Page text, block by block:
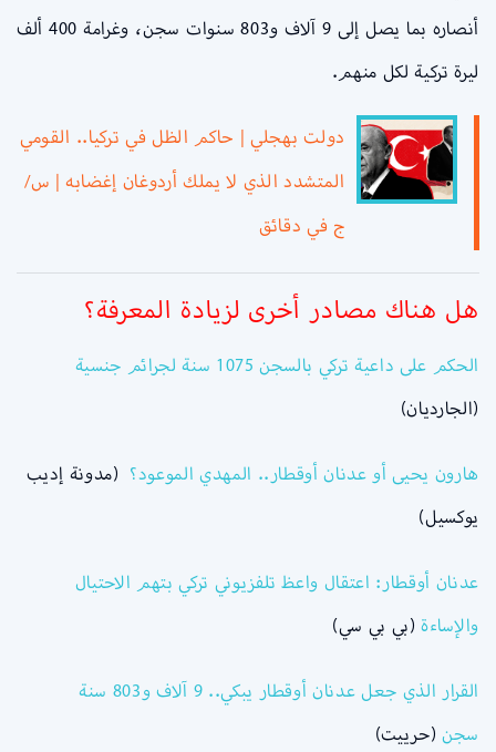
أنصاره بما يصل إلى 9 آلاف و803 سنوات سجن، وغرامة 400 ألف
ليرة تركية لكل منهم.
دولت بهجلي | حاكم الظل في تركيا.. القومي
المتشدد الذي لا يملك أردوغان إغضابه | س/
ج في دقائق
هل هناك مصادر أخرى لزيادة المعرفة؟
الحكم على داعية تركي بالسجن 1075 سنة لجرائم جنسية
(الجارديان)
هارون يحيى أو عدنان أوقطار.. المهدي الموعود؟ (مدونة إديب
يوكسيل)
عدنان أوقطار: اعتقال واعظ تلفزيوني تركي بتهم الاحتيال
والإساءة(بي بي سي)
القرار الذي جعل عدنان أوقطار يبكي.. 9 آلاف و803 سنة
سجن(حرييت)